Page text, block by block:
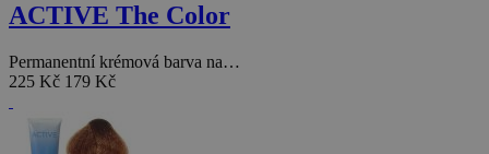
ACTIVE The Color
Permanentní krémová barva na…
225 Kč 179 Kč